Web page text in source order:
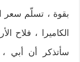
بقوة ، تسلّم
الكاميرا ،
سأتذكر أن أبي